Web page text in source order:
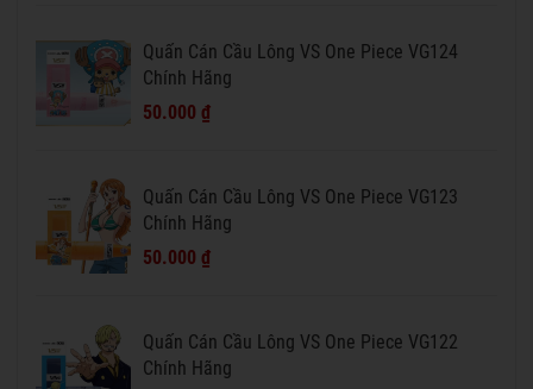
Quấn Cán Cầu Lông VS One Piece VG124
Chính Hãng
50.000 ₫
Quấn Cán Cầu Lông VS One Piece VG123
Chính Hãng
50.000 ₫
Quấn Cán Cầu Lông VS One Piece VG122
Chính Hãng